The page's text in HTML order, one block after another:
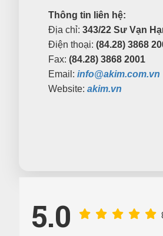
Thông tin liên hệ:
Địa chỉ: 343/22 Sư Vạn
Điện thoại: (84.28) 3868
Fax: (84.28) 3868 2001
Email: info@akim.com.vn
Website: akim.vn
5.0